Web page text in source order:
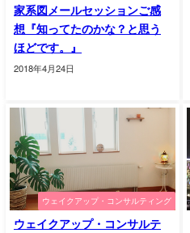
家系図メールセッションご感
想『知ってたのかな？と思う
ほどです。』
2018年4月24日
ウェイクアップ・コンサルティング
ウェイクアップ・コンサルテ